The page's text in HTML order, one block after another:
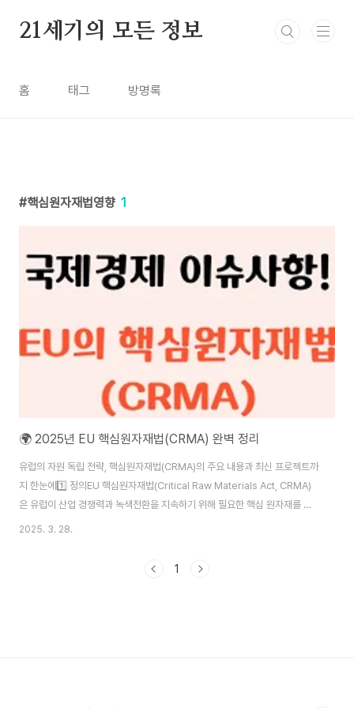
21세기의 모든 정보
홈 태그 방명록
핵심원자재법영향 1
🌍 2025년 EU 핵심원자재법(CRMA) 완벽 정리
유럽의 자원 독립 전략, 핵심원자재법(CRMA)의 주요 내용과 최신 프로젝트까
지 한눈에1️⃣ 정의EU 핵심원자재법(Critical Raw Materials Act, CRMA)
은 유럽이 산업 경쟁력과 녹색전환을 지속하기 위해 필요한 핵심 원자재를 안
정적으로 확보하기 위해 제정한 법입니다. 2023년 제안되어 2024년 유럽의
추고, 유럽 내 생산·가공·재활용 역량을 키워 공급망 안보를 확보하는 것이 핵심
2025. 3. 28.
1